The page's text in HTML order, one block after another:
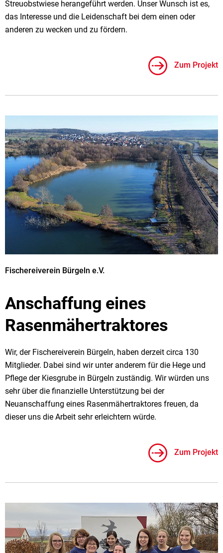
Streuobstwiese herangeführt werden. Unser Wunsch ist es,
das Interesse und die Leidenschaft bei dem einen oder
anderen zu wecken und zu fördern.
Zum Projekt
Anschaffung eines
Rasenmähertraktores
Fischereiverein Bürgeln e.V.
Wir, der Fischereiverein Bürgeln, haben derzeit circa 130
Mitglieder. Dabei sind wir unter anderem für die Hege und
Pflege der Kiesgrube in Bürgeln zuständig. Wir würden uns
sehr über die finanzielle Unterstützung bei der
Neuanschaffung eines Rasenmähertraktores freuen, da
dieser uns die Arbeit sehr erleichtern würde.
Zum Projekt